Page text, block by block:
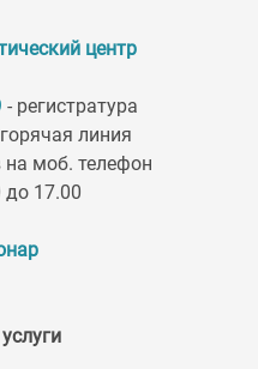
центр
- регистратура
линия
моб. телефон
до 17.00